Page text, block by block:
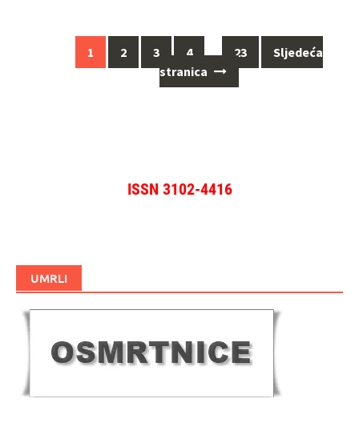
1 2 3 4 … 23
Sljedeća
stranica
ISSN 3102-4416
UMRLI